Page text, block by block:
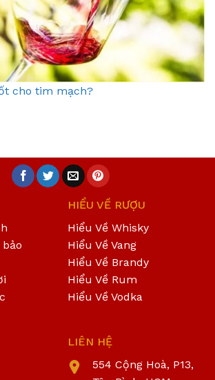
cho tim mạch?
HIỂU VỀ RƯỢU
Hiểu Về Whisky
Hiểu Về Vang
Hiểu Về Brandy
Hiểu Về Rum
Hiểu Về Vodka
LIÊN HỆ
554 Cộng Hoà, P13,